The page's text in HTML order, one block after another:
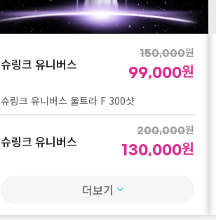
벨로테로 리바이브 1cc 체험가
1인 1회 체험가
80,000원
50,000원
얼굴전체 프락셀 + 크라이오 체험가
1인 1회 체험가
340,000원
180,000원
1인 1회 체험가
슈링크 유니버스
150,000원
99,000원
슈링크 유니버스 울트라 F 300샷
슈링크 유니버스
200,000원
130,000원
더보기